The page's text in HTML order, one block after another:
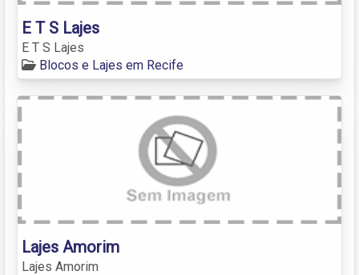
E T S Lajes
E T S Lajes
Blocos e Lajes em Recife
Lajes Amorim
Lajes Amorim